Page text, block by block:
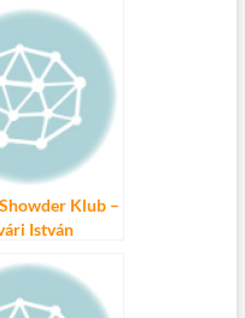
m
e
g
Klub –
István